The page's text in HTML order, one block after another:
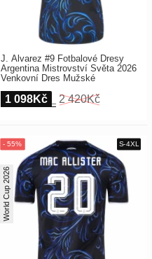
J. Alvarez #9 Fotbalové Dresy
Argentina Mistrovství Světa 2026
Venkovní Dres Mužské
1 098Kč 2 420Kč
World Cup 2026